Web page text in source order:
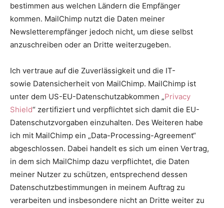
bestimmen aus welchen Ländern die Empfänger
kommen. MailChimp nutzt die Daten meiner
Newsletterempfänger jedoch nicht, um diese selbst
anzuschreiben oder an Dritte weiterzugeben.
Ich vertraue auf die Zuverlässigkeit und die IT-
sowie Datensicherheit von MailChimp. MailChimp ist
unter dem US-EU-Datenschutzabkommen „Privacy
Shield“ zertifiziert und verpflichtet sich damit die EU-
Datenschutzvorgaben einzuhalten. Des Weiteren habe
ich mit MailChimp ein „Data-Processing-Agreement“
abgeschlossen. Dabei handelt es sich um einen Vertrag,
in dem sich MailChimp dazu verpflichtet, die Daten
meiner Nutzer zu schützen, entsprechend dessen
Datenschutzbestimmungen in meinem Auftrag zu
verarbeiten und insbesondere nicht an Dritte weiter zu